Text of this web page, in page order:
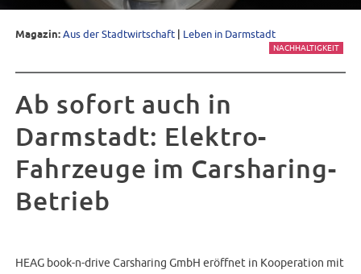
Magazin:Aus der Stadtwirtschaft | Leben in Darmstadt
NACHHALTIGKEIT
Ab sofort auch in
Darmstadt: Elektro-
Fahrzeuge im Carsharing-
Betrieb
HEAG book-n-drive Carsharing GmbH eröffnet in Kooperation mit